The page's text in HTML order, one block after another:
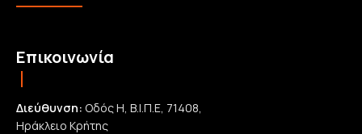
Επικοινωνία
Διεύθυνση: Οδός Η, Β.Ι.Π.Ε, 71408,
Ηράκλειο Κρήτης